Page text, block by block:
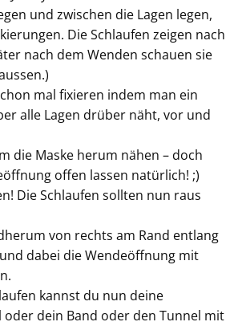
und zwischen die Lagen legen,
Die Schlaufen zeigen nach
nach dem Wenden schauen sie
mal fixieren indem man ein
alle Lagen drüber näht, vor und
die Maske herum nähen – doch
offen lassen natürlich! ;)
Die Schlaufen sollten nun raus
von rechts am Rand entlang
dabei die Wendeöffnung mit
kannst du nun deine
oder dein Band oder den Tunnel mit